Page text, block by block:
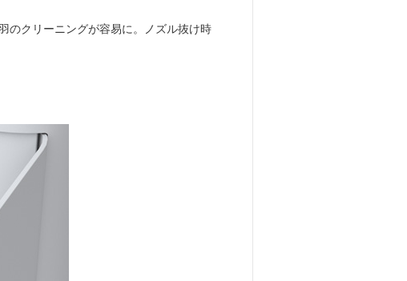
のクリーニングが容易に。ノズル抜け時